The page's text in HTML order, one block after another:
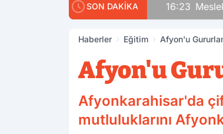
SON DAKİKA 16:23
Haberler Eğitim Afyon'u
Afyon'u
Afyonkarahisar'da
mutluluklarını